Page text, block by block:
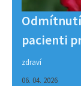
pacienti
zdraví
06. 04. 2026